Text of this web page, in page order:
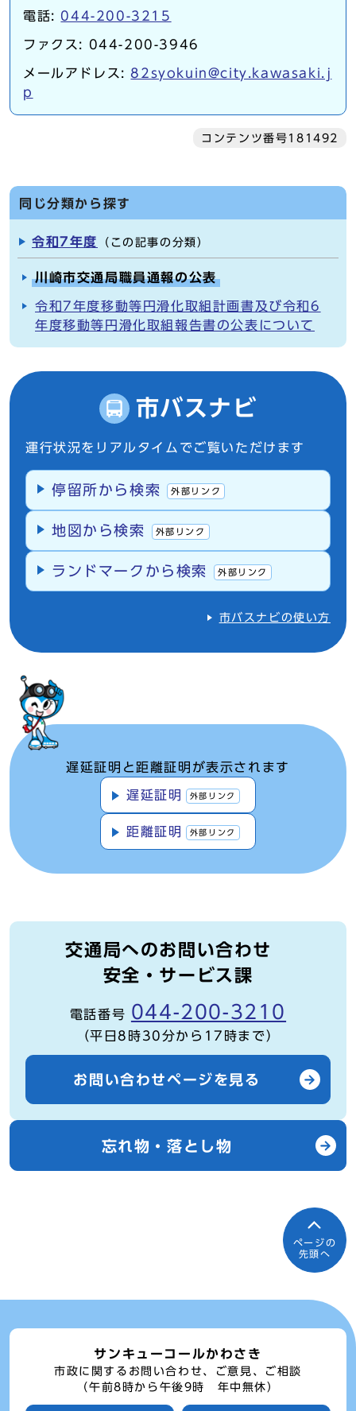
電話: 044-200-3215
ファクス: 044-200-3946
メールアドレス:82syokuin@city.kawasaki.j
p
コンテンツ番号181492
同じ分類から探す
令和7年度 （この記事の分類）
川崎市交通局職員通報の公表
令和7年度移動等円滑化取組計画書及び令和6
年度移動等円滑化取組報告書の公表について
市バスナビ
運行状況をリアルタイムでご覧いただけます
停留所から検索 外部リンク
地図から検索 外部リンク
ランドマークから検索 外部リンク
市バスナビの使い方
遅延証明と距離証明が表示されます
遅延証明 外部リンク
距離証明 外部リンク
交通局へのお問い合わせ
安全・サービス課
電話番号 044-200-3210
（平日8時30分から17時まで）
お問い合わせページを見る
忘れ物・落とし物
ページの
先頭へ
サンキューコールかわさき
市政に関するお問い合わせ、ご意見、ご相談
（午前8時から午後9時 年中無休）